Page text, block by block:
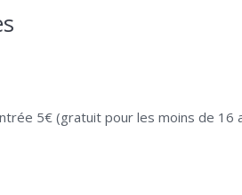
5€ (gratuit pour les moins de 16